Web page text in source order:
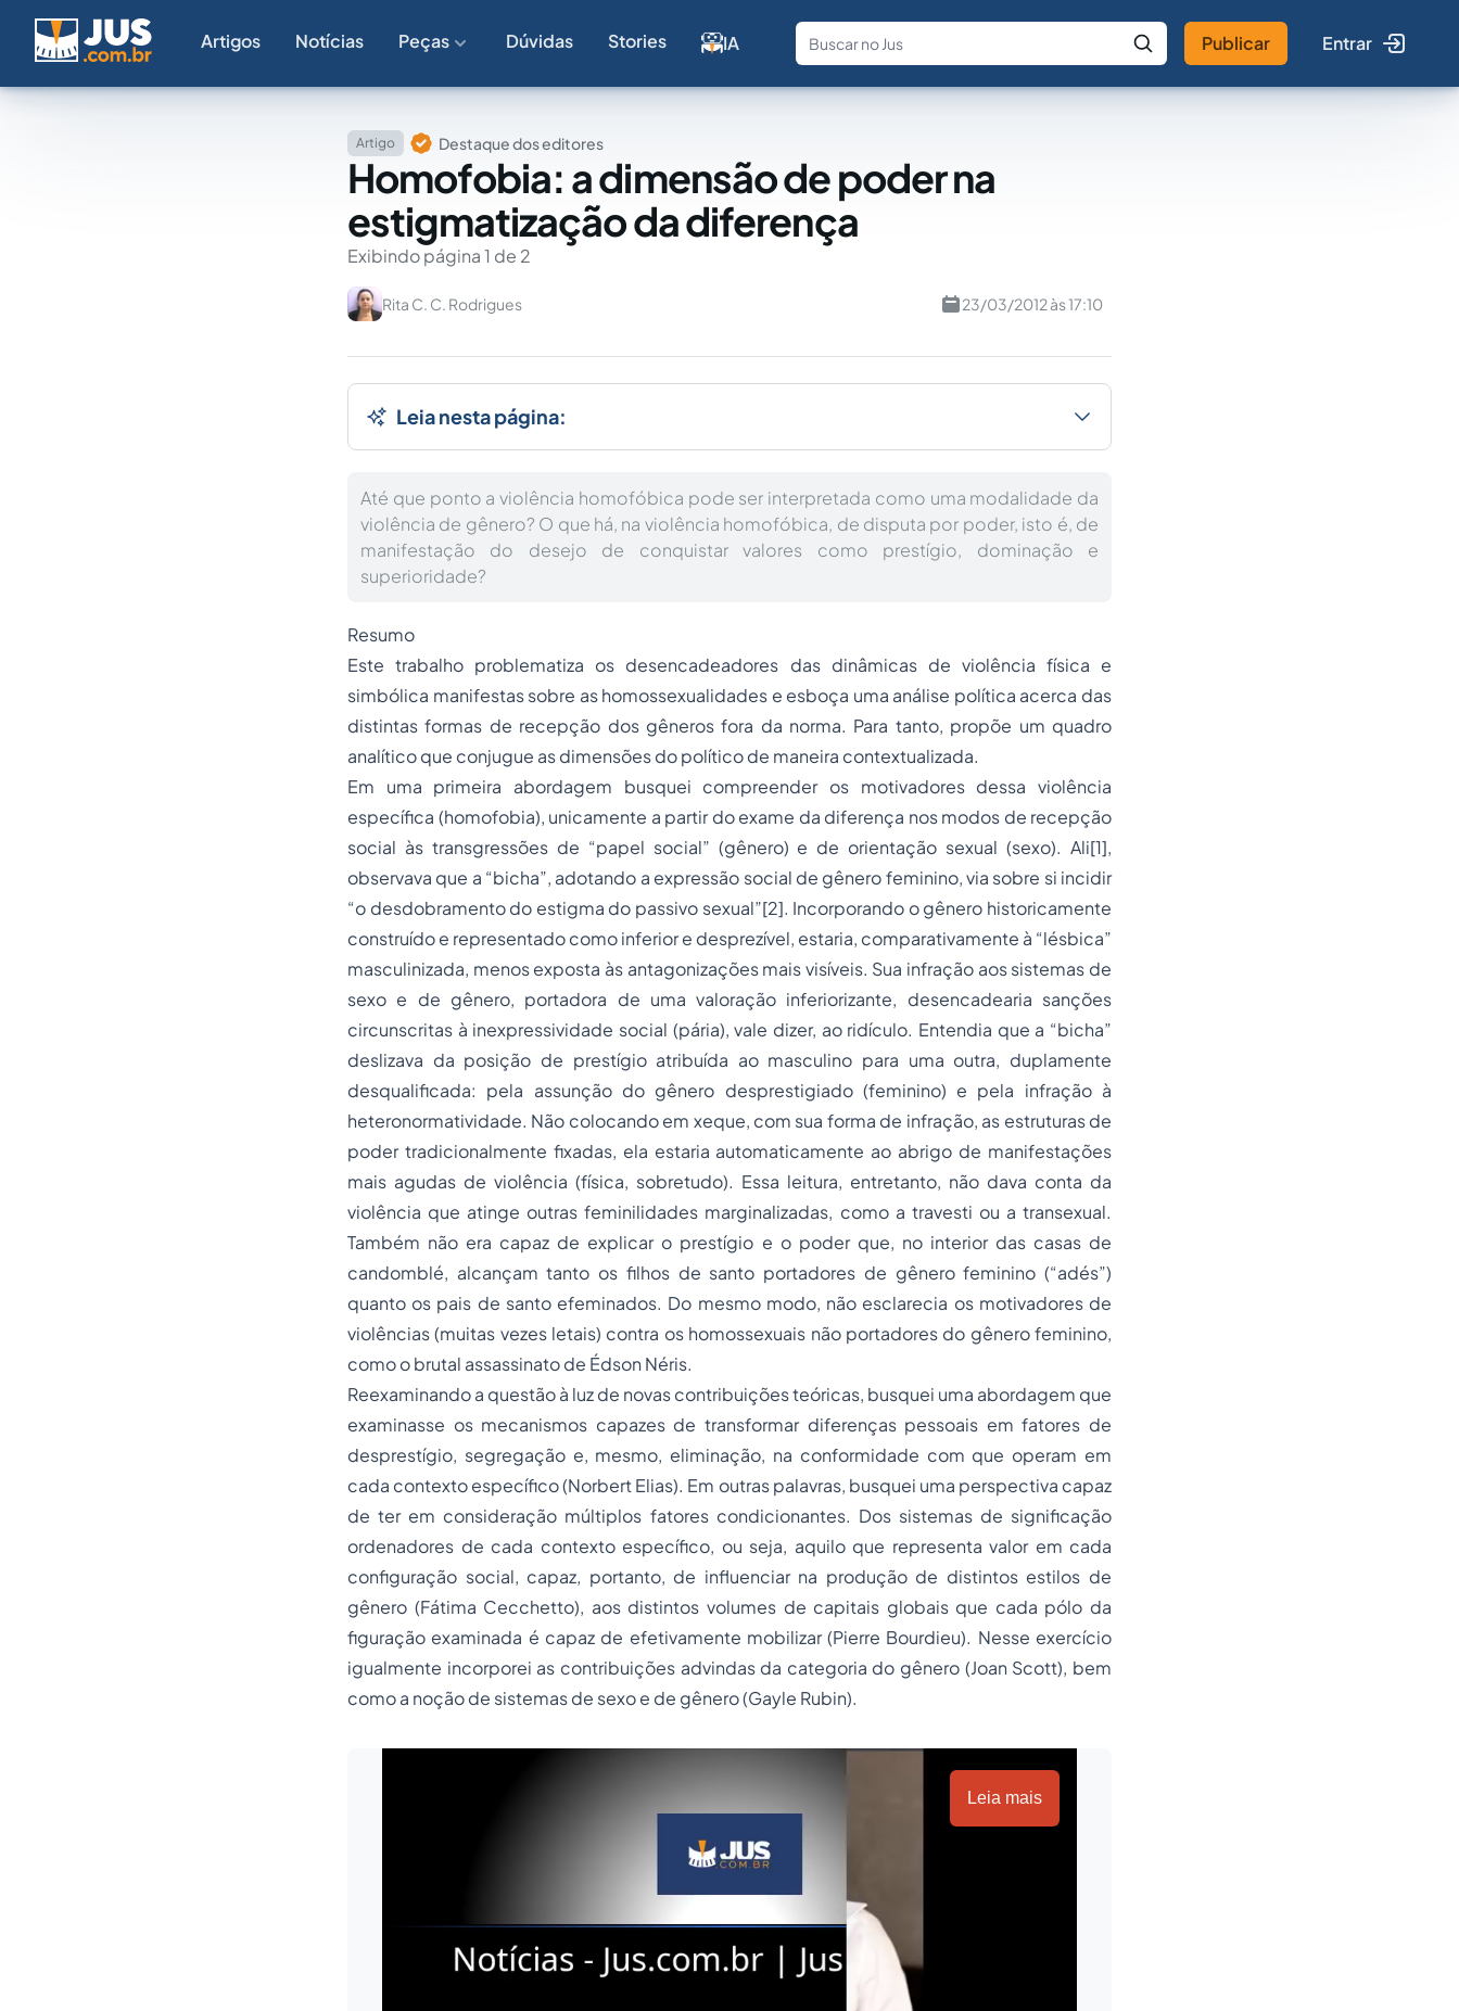
Artigos Notícias Peças Dúvidas Stories IA
Fale com a IA Buscar no Jus
Publicar Entrar
Artigo Destaque dos editores
Homofobia: a dimensão de poder na
estigmatização da diferença
Exibindo página 1 de 2
Rita C. C. Rodrigues 23/03/2012 às 17:10
Leia nesta página:
Até que ponto a violência homofóbica pode ser interpretada como uma modalidade da
violência de gênero? O que há, na violência homofóbica, de disputa por poder, isto é, de
manifestação do desejo de conquistar valores como prestígio, dominação e
superioridade?
Resumo
Este trabalho problematiza os desencadeadores das dinâmicas de violência física e
simbólica manifestas sobre as homossexualidades e esboça uma análise política acerca das
distintas formas de recepção dos gêneros fora da norma. Para tanto, propõe um quadro
analítico que conjugue as dimensões do político de maneira contextualizada.
Em uma primeira abordagem busquei compreender os motivadores dessa violência
específica (homofobia), unicamente a partir do exame da diferença nos modos de recepção
social às transgressões de “papel social” (gênero) e de orientação sexual (sexo). Ali[1],
observava que a “bicha”, adotando a expressão social de gênero feminino, via sobre si incidir
“o desdobramento do estigma do passivo sexual”[2]. Incorporando o gênero historicamente
construído e representado como inferior e desprezível, estaria, comparativamente à “lésbica”
masculinizada, menos exposta às antagonizações mais visíveis. Sua infração aos sistemas de
sexo e de gênero, portadora de uma valoração inferiorizante, desencadearia sanções
circunscritas à inexpressividade social (pária), vale dizer, ao ridículo. Entendia que a “bicha”
deslizava da posição de prestígio atribuída ao masculino para uma outra, duplamente
desqualificada: pela assunção do gênero desprestigiado (feminino) e pela infração à
heteronormatividade. Não colocando em xeque, com sua forma de infração, as estruturas de
poder tradicionalmente fixadas, ela estaria automaticamente ao abrigo de manifestações
mais agudas de violência (física, sobretudo). Essa leitura, entretanto, não dava conta da
violência que atinge outras feminilidades marginalizadas, como a travesti ou a transexual.
Também não era capaz de explicar o prestígio e o poder que, no interior das casas de
candomblé, alcançam tanto os filhos de santo portadores de gênero feminino (“adés”)
quanto os pais de santo efeminados. Do mesmo modo, não esclarecia os motivadores de
violências (muitas vezes letais) contra os homossexuais não portadores do gênero feminino,
como o brutal assassinato de Édson Néris.
Reexaminando a questão à luz de novas contribuições teóricas, busquei uma abordagem que
examinasse os mecanismos capazes de transformar diferenças pessoais em fatores de
desprestígio, segregação e, mesmo, eliminação, na conformidade com que operam em
cada contexto específico (Norbert Elias). Em outras palavras, busquei uma perspectiva capaz
de ter em consideração múltiplos fatores condicionantes. Dos sistemas de significação
ordenadores de cada contexto específico, ou seja, aquilo que representa valor em cada
configuração social, capaz, portanto, de influenciar na produção de distintos estilos de
gênero (Fátima Cecchetto), aos distintos volumes de capitais globais que cada pólo da
figuração examinada é capaz de efetivamente mobilizar (Pierre Bourdieu). Nesse exercício
igualmente incorporei as contribuições advindas da categoria do gênero (Joan Scott), bem
como a noção de sistemas de sexo e de gênero (Gayle Rubin).
Leia mais